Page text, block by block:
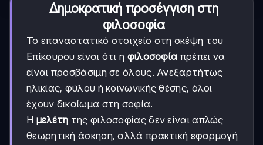
Δημοκρατική προσέγγιση στη
φιλοσοφία
Το επαναστατικό στοιχείο στη σκέψη του
Επίκουρου είναι ότι η φιλοσοφία πρέπει να
είναι προσβάσιμη σε όλους. Ανεξαρτήτως
ηλικίας, φύλου ή κοινωνικής θέσης, όλοι
έχουν δικαίωμα στη σοφία.
Η μελέτη της φιλοσοφίας δεν είναι απλώς
θεωρητική άσκηση, αλλά πρακτική εφαρμογή